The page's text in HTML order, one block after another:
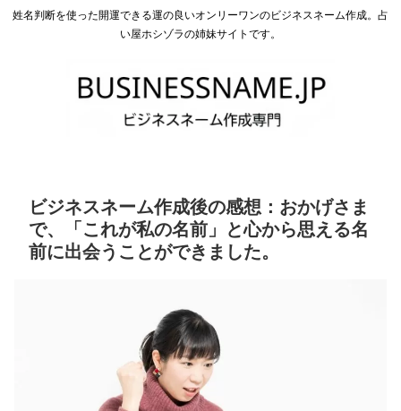
姓名判断を使った開運できる運の良いオンリーワンのビジネスネーム作成。占
い屋ホシゾラの姉妹サイトです。
ビジネスネーム作成後の感想：おかげさま
で、「これが私の名前」と心から思える名
前に出会うことができました。